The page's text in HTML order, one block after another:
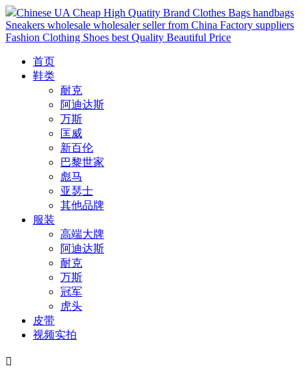
Chinese UA Cheap High Quatity Brand Clothes Bags handbags
Sneakers wholesale wholesaler seller from China Factory suppliers
Fashion Clothing Shoes best Quality Beautiful Price
首页
鞋类
耐克
阿迪达斯
万斯
匡威
新百伦
巴黎世家
彪马
亚瑟士
其他品牌
服装
高端大牌
阿迪达斯
耐克
万斯
冠军
虎头
皮带
视频实拍
